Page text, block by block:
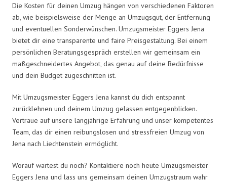
Die Kosten für deinen Umzug hängen von verschiedenen Faktoren
ab, wie beispielsweise der Menge an Umzugsgut, der Entfernung
und eventuellen Sonderwünschen. Umzugsmeister Eggers Jena
bietet dir eine transparente und faire Preisgestaltung. Bei einem
persönlichen Beratungsgespräch erstellen wir gemeinsam ein
maßgeschneidertes Angebot, das genau auf deine Bedürfnisse
und dein Budget zugeschnitten ist.
Mit Umzugsmeister Eggers Jena kannst du dich entspannt
zurücklehnen und deinem Umzug gelassen entgegenblicken.
Vertraue auf unsere langjährige Erfahrung und unser kompetentes
Team, das dir einen reibungslosen und stressfreien Umzug von
Jena nach Liechtenstein ermöglicht.
Worauf wartest du noch? Kontaktiere noch heute Umzugsmeister
Eggers Jena und lass uns gemeinsam deinen Umzugstraum wahr